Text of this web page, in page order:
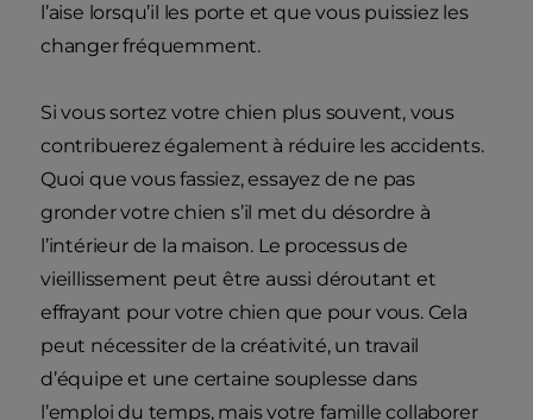
l’aise lorsqu’il les porte et que vous puissiez les
changer fréquemment.
Si vous sortez votre chien plus souvent, vous
contribuerez également à réduire les accidents.
Quoi que vous fassiez, essayez de ne pas
gronder votre chien s’il met du désordre à
l’intérieur de la maison. Le processus de
vieillissement peut être aussi déroutant et
effrayant pour votre chien que pour vous. Cela
peut nécessiter de la créativité, un travail
d’équipe et une certaine souplesse dans
l’emploi du temps, mais votre famille collaborer